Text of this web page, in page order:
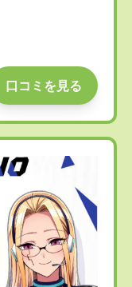
口コミを見る